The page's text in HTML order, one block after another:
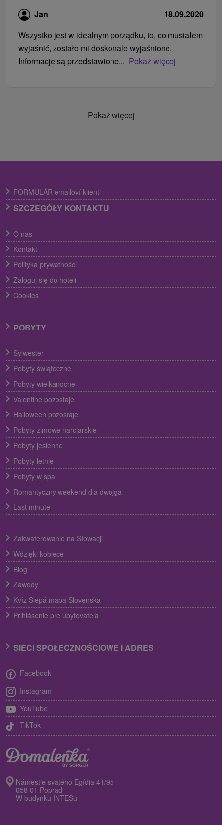
Jan
18.09.2020
Wszystko jest w idealnym porządku, to, co musiałem
wyjaśnić, zostało mi doskonale wyjaśnione.
Informacje są przedstawione... Pokaż więcej
Pokaż więcej
FORMULÁR emailoví klienti
SZCZEGÓŁY KONTAKTU
O nas
Kontakt
Polityka prywatności
Zaloguj się do hoteli
Cookies
POBYTY
Sylwester
Pobyty świąteczne
Pobyty wielkanocne
Valentine pozostaje
Halloween pozostaje
Pobyty zimowe narciarskie
Pobyty jesienne
Pobyty letnie
Pobyty w spa
Romantyczny weekend dla dwojga
Last minute
Zakwaterowanie na Słowacji
Wdzięki kobiece
Blog
Zawody
Kvíz Slepá mapa Slovenska
Prihlásenie pre ubytovateľa
SIECI SPOŁECZNOŚCIOWE I ADRES
Facebook
Instagram
YouTube
TikTok
Námestie svätého Egídia 41/95
058 01 Poprad
W budynku INTESu